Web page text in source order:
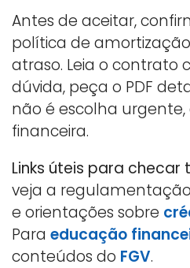
Antes de aceitar,
política de
atraso. Leia o contrato
dúvida, peça o PDF
não é escolha
financeira.
Links úteis para checar
veja a
e orientações sobre
Para educação
conteúdos do FGV.